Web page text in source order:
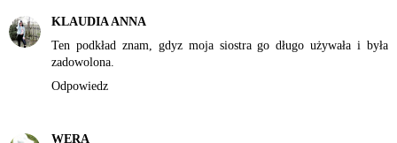
KLAUDIA ANNA
Ten podkład znam, gdyz moja siostra go długo używała i była
zadowolona.
Odpowiedz
WERA